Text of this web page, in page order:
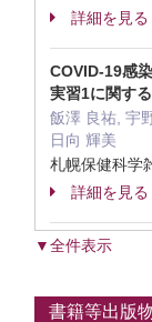
詳細を見る
COVID-19感
実習1に関す
飯澤 良祐, 宇
日向 輝美
札幌保健科
詳細を見る
▼全件表示
書籍等出版